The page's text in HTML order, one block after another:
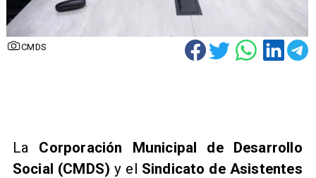
CMDS
​La Corporación Municipal de Desarrollo
Social (CMDS)y el Sindicato de Asistentes